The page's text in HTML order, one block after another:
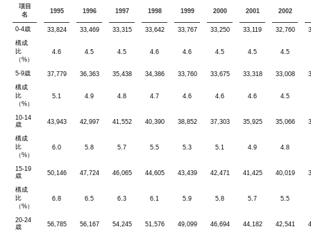
項目
名
1995 1996 1997 1998 1999 2000 2001 2002
0-4歳 33,824 33,469 33,315 33,642 33,767 33,250 33,119 32,760
構成
比
（%）
4.6 4.5 4.5 4.6 4.6 4.5 4.5 4.5
5-9歳 37,779 36,363 35,438 34,386 33,760 33,675 33,318 33,008
構成
比
（%）
5.1 4.9 4.8 4.7 4.6 4.6 4.6 4.5
10-14
歳
43,943 42,997 41,552 40,390 38,852 37,303 35,925 35,066
構成
比
（%）
6.0 5.8 5.7 5.5 5.3 5.1 4.9 4.8
15-19
歳
50,146 47,724 46,065 44,605 43,439 42,471 41,425 40,019
構成
比
（%）
6.8 6.5 6.3 6.1 5.9 5.8 5.7 5.5
20-24
歳
56,785 56,167 54,245 51,576 49,099 46,694 44,182 42,541